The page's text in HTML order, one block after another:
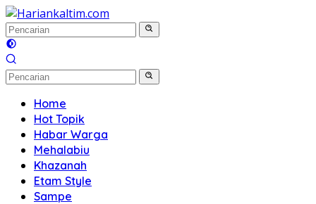
Langsung
ke
konten
Home
Hot Topik
Habar Warga
Mehalabiu
Khazanah
Etam Style
Sampe